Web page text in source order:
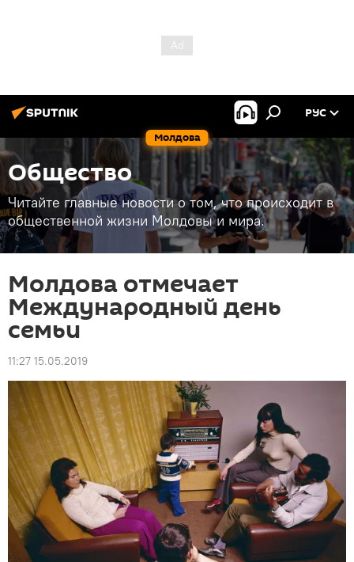
Молдова
РУС
Общество
Читайте главные новости о том, что происходит в
общественной жизни Молдовы и мира.
Молдова отмечает
Международный день
семьи
11:27 15.05.2019